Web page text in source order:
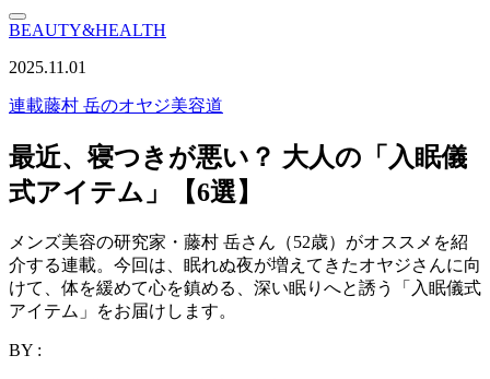
BEAUTY&HEALTH
2025.11.01
連載藤村 岳のオヤジ美容道
最近、寝つきが悪い？ 大人の「入眠儀
式アイテム」【6選】
メンズ美容の研究家・藤村 岳さん（52歳）がオススメを紹
介する連載。今回は、眠れぬ夜が増えてきたオヤジさんに向
けて、体を緩めて心を鎮める、深い眠りへと誘う「入眠儀式
アイテム」をお届けします。
BY :